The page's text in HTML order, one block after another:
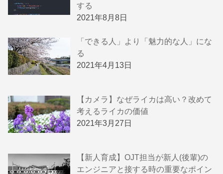
する
2021年8月8日
「できる人」より「魅力的な人」にな
る
2021年4月13日
【カメラ】なぜライカは高い？改めて
考えるライカの価値
2021年3月27日
【新人育成】OJT担当が新人(後輩)の
エンジニアと接する時の重要なポイン